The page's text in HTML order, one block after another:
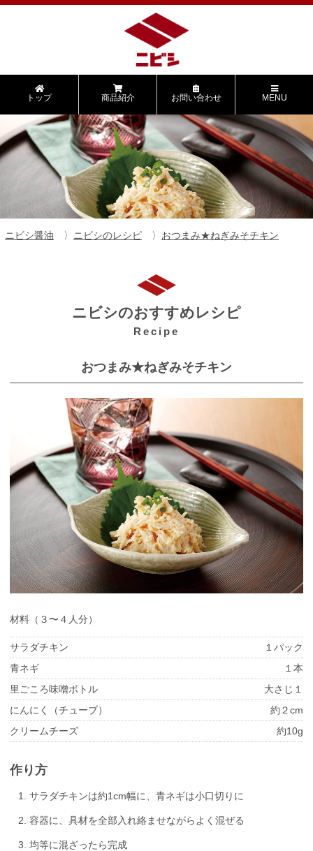
トップ 商品紹介 お問い合わせ MENU
ニビシ醤油 ニビシのレシピ おつまみ★ねぎみそチキン
ニビシのおすすめレシピ
Recipe
おつまみ★ねぎみそチキン
材料（３〜４人分）
サラダチキン
１パック
青ネギ
１本
里ごころ味噌ボトル
大さじ１
にんにく（チューブ）
約２cm
クリームチーズ
約10g
作り方
サラダチキンは約1cm幅に、青ネギは小口切りに
容器に、具材を全部入れ絡ませながらよく混ぜる
均等に混ざったら完成